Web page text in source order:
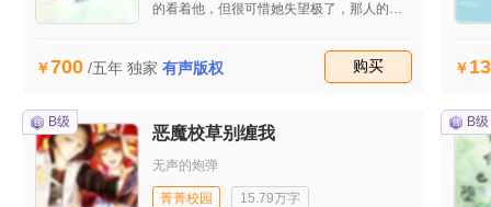
的看着他，但很可惜她失望极了，那人的脸
700 /五年 独家 有声版权 购买
B级
恶魔校草别缠我
无声的炮弹
菁菁校园
15.79万字
B级